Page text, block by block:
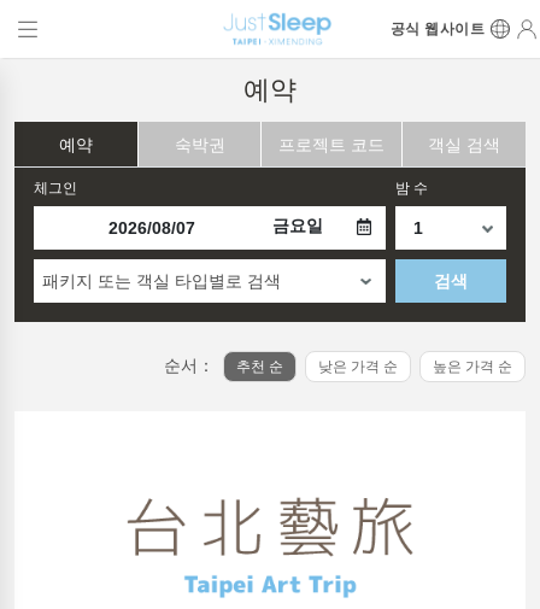
공식 웹사이트
예약
예약 숙박권 프로젝트 코드 객실 검색
체그인
금요일
밤 수
패키지 또는 객실 타입별로 검색 검색
순서： 추천 순 낮은 가격 순 높은 가격 순